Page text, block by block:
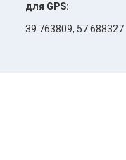
для GPS:
39.763809, 57.688327